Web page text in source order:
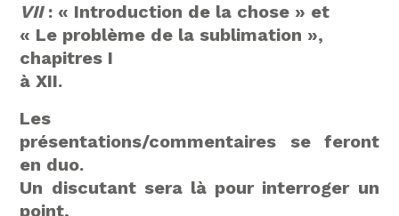
VII: « Introduction de la chose » et
« Le problème de la sublimation »,
chapitres I
à XII.
Les
présentations/commentaires se feront
en duo.
Un discutant sera là pour interroger un
point,